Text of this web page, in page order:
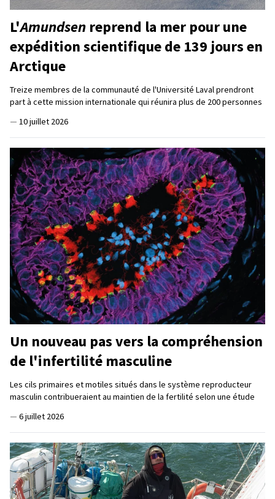
L'Amundsen reprend la mer pour une
expédition scientifique de 139 jours en
Arctique
Treize membres de la communauté de l'Université Laval prendront
part à cette mission internationale qui réunira plus de 200 personnes
— 10 juillet 2026
Un nouveau pas vers la compréhension
de l'infertilité masculine
Les cils primaires et motiles situés dans le système reproducteur
masculin contribueraient au maintien de la fertilité selon une étude
— 6 juillet 2026